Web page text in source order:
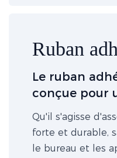
Ruban
Le ruban
conçue pour
Qu'il s'agisse
forte et durable,
le bureau et les